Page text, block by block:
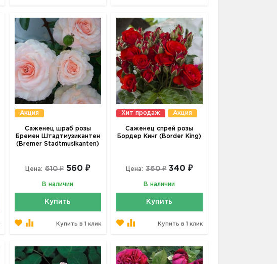
Акция
Саженец шраб розы
Бремен Штадтмузикантен
(Bremer Stadtmusikanten)
Цена: 610 ₽ 560 ₽
В наличии
Купить
Купить в 1 клик
Хит продаж Акция
Саженец спрей розы
Бордер Кинг (Border King)
Цена: 360 ₽ 340 ₽
В наличии
Купить
Купить в 1 клик